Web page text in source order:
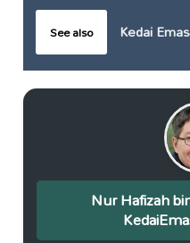
See also Kedai
Nur Hafizah